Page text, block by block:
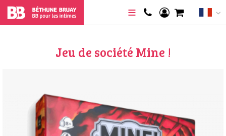
Jeu de société Mine !